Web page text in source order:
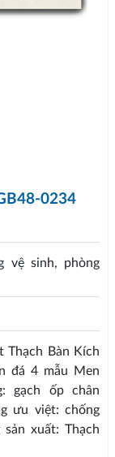
0234
vệ sinh, phòng
Thạch Bàn Kích
đá 4 mẫu Men
gạch ốp chân
ưu việt: chống
xuất: Thạch